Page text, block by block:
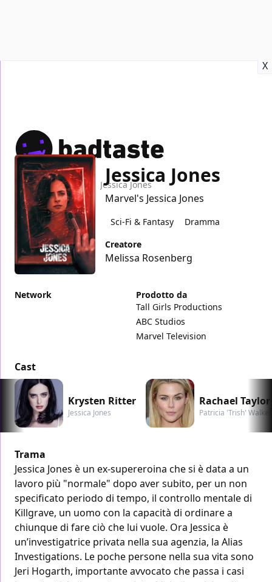
X
Home TV Jessica Jones
Jessica Jones
Marvel's Jessica Jones
Sci-Fi & Fantasy
Dramma
Creatore
Melissa Rosenberg
Network
Prodotto da
Tall Girls Productions
ABC Studios
Marvel Television
Cast
Krysten Ritter
Jessica Jones
Rachael Taylor
Patricia 'Trish' Walker
Trama
Jessica Jones è un ex-supereroina che si è data a un
lavoro più "normale" dopo aver subito, per un non
specificato periodo di tempo, il controllo mentale di
Killgrave, un uomo con la capacità di ordinare a
chiunque di fare ciò che lui vuole. Ora Jessica è
un’investigatrice privata nella sua agenzia, la Alias
Investigations. Le poche persone nella sua vita sono
Jeri Hogarth, importante avvocato che passa i casi